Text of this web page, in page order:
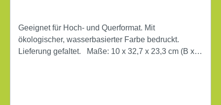
Geeignet für Hoch- und Querformat. Mit
ökologischer, wasserbasierter Farbe bedruckt.
Lieferung gefaltet. Maße: 10 x 32,7 x 23,3 cm (B x H